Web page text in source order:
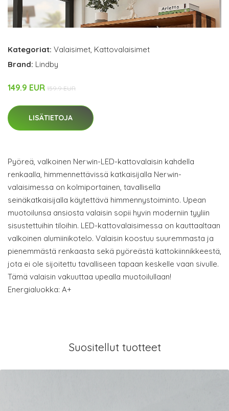
Kategoriat: Valaisimet, Kattovalaisimet
Brand: Lindby
149.9 EUR 159.9 EUR
LISÄTIETOJA
Pyöreä, valkoinen Nerwin-LED-kattovalaisin kahdella
renkaalla, himmennettävissä katkaisijalla Nerwin-
valaisimessa on kolmiportainen, tavallisella
seinäkatkaisijalla käytettävä himmennystoiminto. Upean
muotoilunsa ansiosta valaisin sopii hyvin moderniin tyyliin
sisustettuihin tiloihin. LED-kattovalaisimessa on kauttaaltaan
valkoinen alumiinikotelo. Valaisin koostuu suuremmasta ja
pienemmästä renkaasta sekä pyöreästä kattokiinnikkeestä,
jota ei ole sijoitettu tavalliseen tapaan keskelle vaan sivulle.
Tämä valaisin vakuuttaa upealla muotoilullaan!
Energialuokka: A+
Suositellut tuotteet